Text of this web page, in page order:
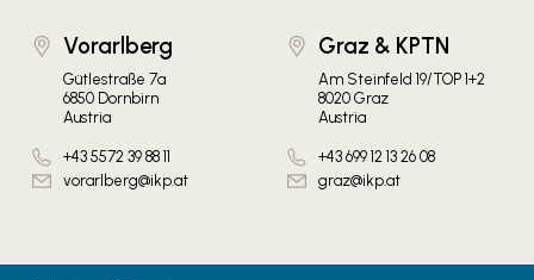
Vorarlberg
Gütlestraße 7a
6850 Dornbirn
Austria
+43 5572 39 88 11
vorarlberg@ikp.at
Graz & KPTN
Am Steinfeld 19/TOP 1+2
8020 Graz
Austria
+43 699 12 13 26 08
graz@ikp.at